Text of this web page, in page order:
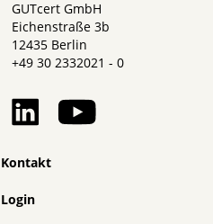
GUTcert GmbH
Eichenstraße 3b
12435 Berlin
+49 30 2332021 - 0
Kontakt
Login